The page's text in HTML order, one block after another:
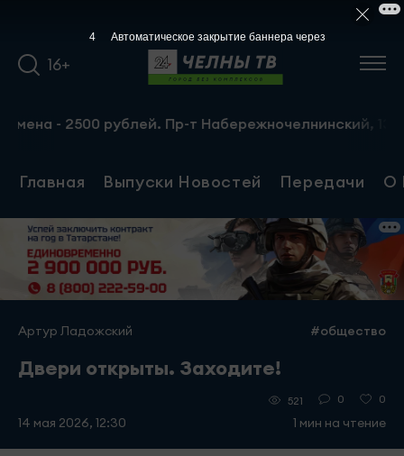
16+
2500 рублей. Пр-т Набережночелнинский, 13а. Тел.:
Главная Выпуски Новостей Передачи О
Артур Ладожский #общество
Двери открыты. Заходите!
14 мая 2026, 12:30
521 0 0
1 мин на чтение
3 Автоматическое закрытие баннера через